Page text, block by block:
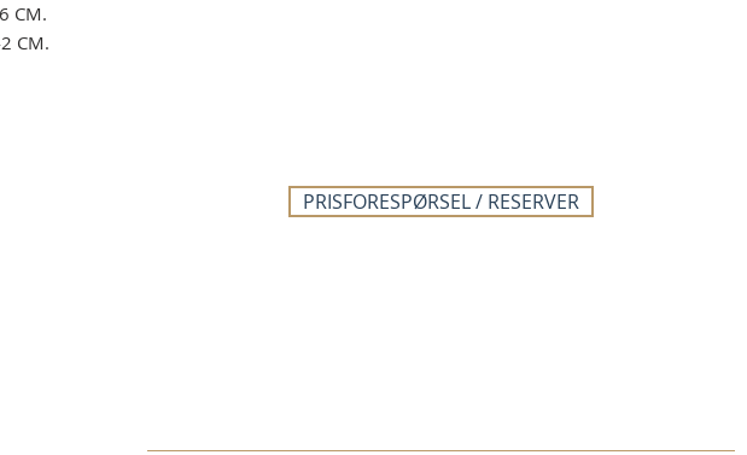
CM.
CM.
PRISFORESPØRSEL / RESERVER